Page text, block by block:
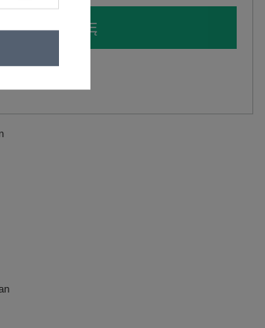
CENĘ